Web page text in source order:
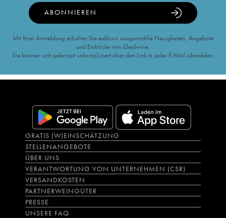
ABONNIEREN
Mit Ihrer Anmeldung erhalten Sie exklusiv ausgewählte Neuigkeiten, Angebote
und Einblicke von iDealwine.
Sie können sich jederzeit unkompliziert über den Link in jeder E-Mail abmelden.
GRATIS (W)EINSCHÄTZUNG
STELLENANGEBOTE
ÜBER UNS
VERANTWORTUNG VON UNTERNEHMEN (CSR)
VERSANDKOSTEN
PARTNERWEINGÜTER
PRESSE
UNSERE FAQ